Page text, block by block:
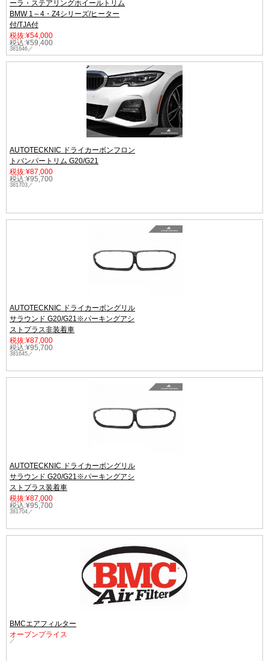
ーラ・ステアリングホイールトリム
BMW 1～4・Z4シリーズ/ヒーター
付/TJA付
税抜:¥54,000
税込:¥59,400
381646／
AUTOTECKNIC ドライカーボンフロン
トバンパートリム G20/G21
税抜:¥87,000
税込:¥95,700
381703／
AUTOTECKNIC ドライカーボングリル
サラウンド G20/G21※パーキングアシ
ストプラス非装着車
税抜:¥87,000
税込:¥95,700
381645／
AUTOTECKNIC ドライカーボングリル
サラウンド G20/G21※パーキングアシ
ストプラス装着車
税抜:¥87,000
税込:¥95,700
381704／
BMCエアフィルター
オープンプライス
／